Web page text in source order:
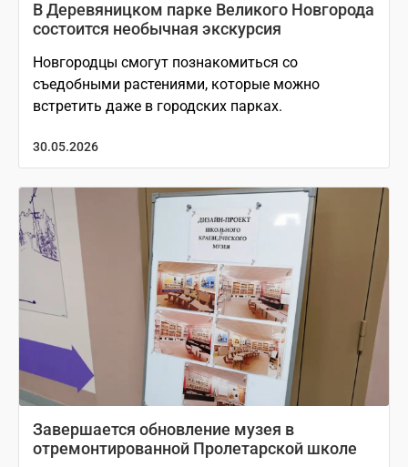
В Деревяницком парке Великого Новгорода
состоится необычная экскурсия
Новгородцы смогут познакомиться со
съедобными растениями, которые можно
встретить даже в городских парках.
30.05.2026
Завершается обновление музея в
отремонтированной Пролетарской школе